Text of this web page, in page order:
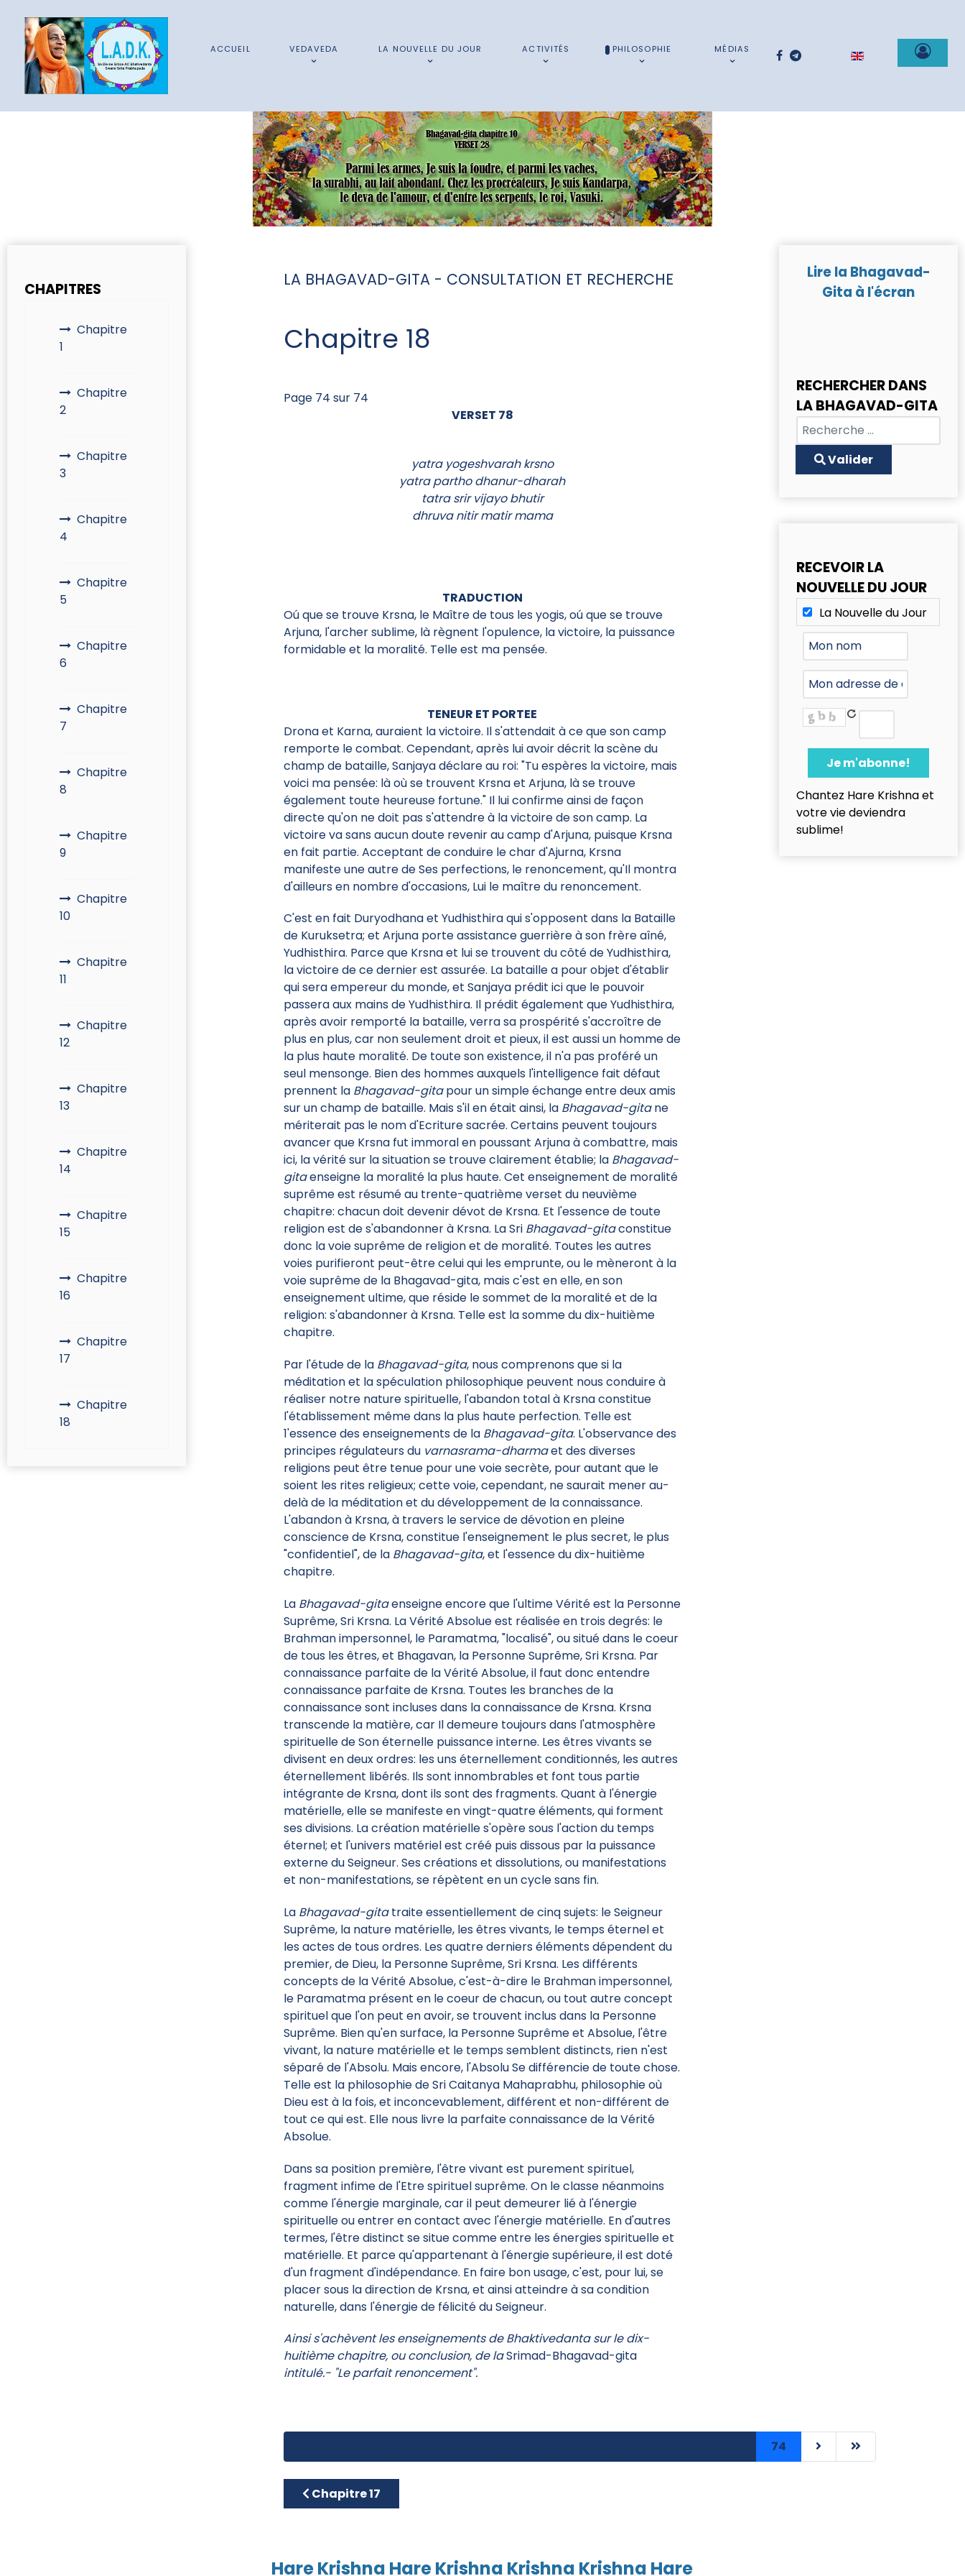
ACCUEIL VEDAVEDA LA NOUVELLE DU JOUR ACTIVITÉS PHILOSOPHIE MÉDIAS Sélectionnez votre
CHAPITRES
Chapitre
1
Chapitre
2
Chapitre
3
Chapitre
4
Chapitre
5
Chapitre
6
Chapitre
7
Chapitre
8
Chapitre
9
Chapitre
10
Chapitre
11
Chapitre
12
Chapitre
13
Chapitre
14
Chapitre
15
Chapitre
16
Chapitre
17
Chapitre
18
LA BHAGAVAD-GITA - CONSULTATION ET RECHERCHE
Chapitre 18
Page 74 sur 74
VERSET 78
yatra yogeshvarah krsno
yatra partho dhanur-dharah
tatra srir vijayo bhutir
dhruva nitir matir mama
TRADUCTION
Oú que se trouve Krsna, le Maître de tous les yogis, oú que se trouve
Arjuna, l'archer sublime, là règnent l'opulence, la victoire, la puissance
formidable et la moralité. Telle est ma pensée.
TENEUR ET PORTEE
Drona et Karna, auraient la victoire. Il s'attendait à ce que son camp
remporte le combat. Cependant, après lui avoir décrit la scène du
champ de bataille, Sanjaya déclare au roi: "Tu espères la victoire, mais
voici ma pensée: là où se trouvent Krsna et Arjuna, là se trouve
également toute heureuse fortune." Il lui confirme ainsi de façon
directe qu'on ne doit pas s'attendre à la victoire de son camp. La
victoire va sans aucun doute revenir au camp d'Arjuna, puisque Krsna
en fait partie. Acceptant de conduire le char d'Ajurna, Krsna
manifeste une autre de Ses perfections, le renoncement, qu'Il montra
d'ailleurs en nombre d'occasions, Lui le maître du renoncement.
C'est en fait Duryodhana et Yudhisthira qui s'opposent dans la Bataille
de Kuruksetra; et Arjuna porte assistance guerrière à son frère aîné,
Yudhisthira. Parce que Krsna et lui se trouvent du côté de Yudhisthira,
la victoire de ce dernier est assurée. La bataille a pour objet d'établir
qui sera empereur du monde, et Sanjaya prédit ici que le pouvoir
passera aux mains de Yudhisthira. Il prédit également que Yudhisthira,
après avoir remporté la bataille, verra sa prospérité s'accroître de
plus en plus, car non seulement droit et pieux, il est aussi un homme de
la plus haute moralité. De toute son existence, il n'a pas proféré un
seul mensonge. Bien des hommes auxquels l'intelligence fait défaut
prennent la Bhagavad-gitapour un simple échange entre deux amis
sur un champ de bataille. Mais s'il en était ainsi, la Bhagavad-gitane
mériterait pas le nom d'Ecriture sacrée. Certains peuvent toujours
avancer que Krsna fut immoral en poussant Arjuna à combattre, mais
ici, la vérité sur la situation se trouve clairement établie; la Bhagavad-
gitaenseigne la moralité la plus haute. Cet enseignement de moralité
suprême est résumé au trente-quatrième verset du neuvième
chapitre: chacun doit devenir dévot de Krsna. Et l'essence de toute
religion est de s'abandonner à Krsna. La Sri Bhagavad-gitaconstitue
donc la voie suprême de religion et de moralité. Toutes les autres
voies purifieront peut-être celui qui les emprunte, ou le mèneront à la
voie suprême de la Bhagavad-gita, mais c'est en elle, en son
enseignement ultime, que réside le sommet de la moralité et de la
religion: s'abandonner à Krsna. Telle est la somme du dix-huitième
chapitre.
Par l'étude de la Bhagavad-gita, nous comprenons que si la
méditation et la spéculation philosophique peuvent nous conduire à
réaliser notre nature spirituelle, l'abandon total à Krsna constitue
l'établissement même dans la plus haute perfection. Telle est
1'essence des enseignements de la Bhagavad-gita. L'observance des
principes régulateurs du varnasrama-dharmaet des diverses
religions peut être tenue pour une voie secrète, pour autant que le
soient les rites religieux; cette voie, cependant, ne saurait mener au-
delà de la méditation et du développement de la connaissance.
L'abandon à Krsna, à travers le service de dévotion en pleine
conscience de Krsna, constitue l'enseignement le plus secret, le plus
"confidentiel", de la Bhagavad-gita, et l'essence du dix-huitième
chapitre.
La Bhagavad-gitaenseigne encore que l'ultime Vérité est la Personne
Suprême, Sri Krsna. La Vérité Absolue est réalisée en trois degrés: le
Brahman impersonnel, le Paramatma, "localisé", ou situé dans le coeur
de tous les êtres, et Bhagavan, la Personne Suprême, Sri Krsna. Par
connaissance parfaite de la Vérité Absolue, il faut donc entendre
connaissance parfaite de Krsna. Toutes les branches de la
connaissance sont incluses dans la connaissance de Krsna. Krsna
transcende la matière, car Il demeure toujours dans l'atmosphère
spirituelle de Son éternelle puissance interne. Les êtres vivants se
divisent en deux ordres: les uns éternellement conditionnés, les autres
éternellement libérés. Ils sont innombrables et font tous partie
intégrante de Krsna, dont ils sont des fragments. Quant à l'énergie
matérielle, elle se manifeste en vingt-quatre éléments, qui forment
ses divisions. La création matérielle s'opère sous l'action du temps
éternel; et l'univers matériel est créé puis dissous par la puissance
externe du Seigneur. Ses créations et dissolutions, ou manifestations
et non-manifestations, se répètent en un cycle sans fin.
La Bhagavad-gitatraite essentiellement de cinq sujets: le Seigneur
Suprême, la nature matérielle, les êtres vivants, le temps éternel et
les actes de tous ordres. Les quatre derniers éléments dépendent du
premier, de Dieu, la Personne Suprême, Sri Krsna. Les différents
concepts de la Vérité Absolue, c'est-à-dire le Brahman impersonnel,
le Paramatma présent en le coeur de chacun, ou tout autre concept
spirituel que l'on peut en avoir, se trouvent inclus dans la Personne
Suprême. Bien qu'en surface, la Personne Suprême et Absolue, l'être
vivant, la nature matérielle et le temps semblent distincts, rien n'est
séparé de l'Absolu. Mais encore, l'Absolu Se différencie de toute chose.
Telle est la philosophie de Sri Caitanya Mahaprabhu, philosophie où
Dieu est à la fois, et inconcevablement, différent et non-différent de
tout ce qui est. Elle nous livre la parfaite connaissance de la Vérité
Absolue.
Dans sa position première, l'être vivant est purement spirituel,
fragment infime de l'Etre spirituel suprême. On le classe néanmoins
comme l'énergie marginale, car il peut demeurer lié à l'énergie
spirituelle ou entrer en contact avec l'énergie matérielle. En d'autres
termes, l'être distinct se situe comme entre les énergies spirituelle et
matérielle. Et parce qu'appartenant à l'énergie supérieure, il est doté
d'un fragment d'indépendance. En faire bon usage, c'est, pour lui, se
placer sous la direction de Krsna, et ainsi atteindre à sa condition
naturelle, dans l'énergie de félicité du Seigneur.
Ainsi s'achèvent les enseignements de Bhaktivedanta sur le dix-
huitième chapitre, ou conclusion, de laSrimad-Bhagavad-gita
intitulé.- "Le parfait renoncement".
74
Article précédent : Chapitre 17
Chapitre 17
Hare Krishna Hare Krishna Krishna Krishna Hare
Lire la Bhagavad-
Gita à l'écran
RECHERCHER DANS
LA BHAGAVAD-GITA
Chercher
Type 2 or more characters
Valider
RECEVOIR LA
NOUVELLE DU JOUR
La Nouvelle du Jour
Chantez Hare Krishna et
votre vie deviendra
sublime!